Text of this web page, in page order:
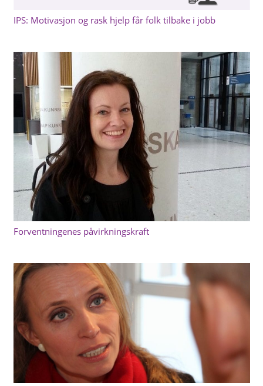
IPS: Motivasjon og rask hjelp får folk tilbake i jobb
Forventningenes påvirkningskraft